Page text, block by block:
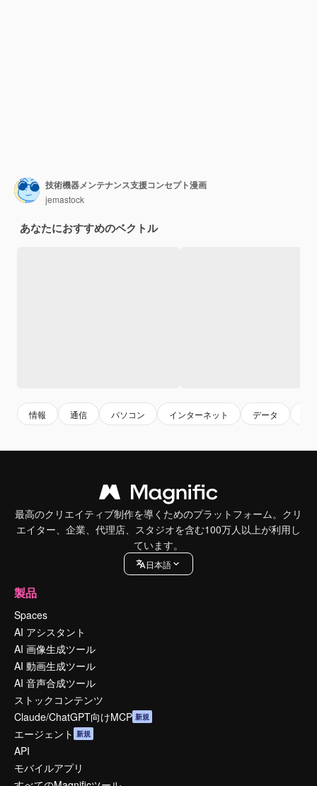
技術機器メンテナンス支援コンセプト漫画
jemastock
あなたにおすすめのベクトル
情報 通信 パソコン インターネット データ
最高のクリエイティブ制作を導くためのプラットフォーム。クリ
エイター、企業、代理店、スタジオを含む100万人以上が利用し
ています。
日本語
製品
Spaces
AI アシスタント
AI 画像生成ツール
AI 動画生成ツール
AI 音声合成ツール
ストックコンテンツ
Claude/ChatGPT向けMCP 新規
エージェント 新規
API
モバイルアプリ